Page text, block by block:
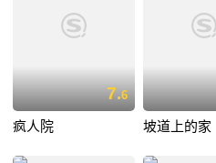
7.6
疯人院 坡道上的家